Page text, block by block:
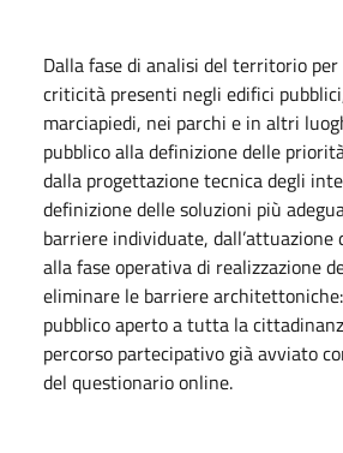
Dalla fase di analisi del territorio
criticità presenti negli edifici
marciapiedi, nei parchi e in altri
pubblico alla definizione delle
dalla progettazione tecnica degli
definizione delle soluzioni più
barriere individuate,
alla fase operativa di realizzazione
eliminare le barriere
pubblico aperto a tutta la
percorso partecipativo già avviato
del questionario online.